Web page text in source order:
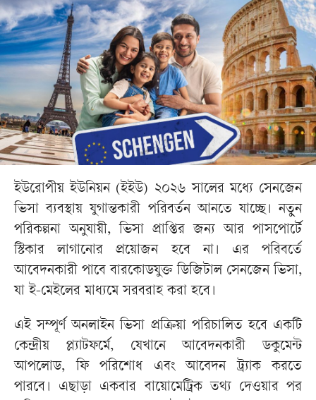
ইউরোপীয় ইউনিয়ন (ইইউ) ২০২৬ সালের মধ্যে সেনজেন
ভিসা ব্যবস্থায় যুগান্তকারী পরিবর্তন আনতে যাচ্ছে। নতুন
পরিকল্পনা অনুযায়ী, ভিসা প্রাপ্তির জন্য আর পাসপোর্টে
স্টিকার লাগানোর প্রয়োজন হবে না। এর পরিবর্তে
আবেদনকারী পাবে বারকোডযুক্ত ডিজিটাল সেনজেন ভিসা,
যা ই-মেইলের মাধ্যমে সরবরাহ করা হবে।
এই সম্পূর্ণ অনলাইন ভিসা প্রক্রিয়া পরিচালিত হবে একটি
কেন্দ্রীয় প্ল্যাটফর্মে, যেখানে আবেদনকারী ডকুমেন্ট
আপলোড, ফি পরিশোধ এবং আবেদন ট্র্যাক করতে
পারবে। এছাড়া একবার বায়োমেট্রিক তথ্য দেওয়ার পর